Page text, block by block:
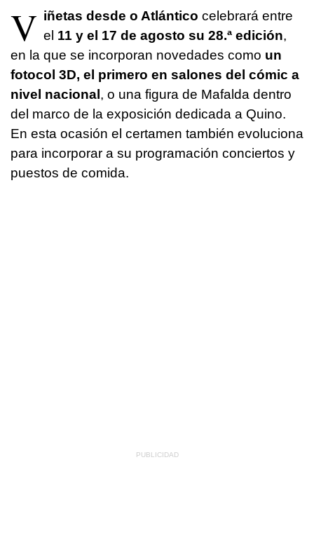
V iñetas desde o Atlántico celebrará entre
el 11 y el 17 de agosto su 28.ª edición,
en la que se incorporan novedades como un
fotocol 3D, el primero en salones del cómic a
nivel nacional, o una figura de Mafalda dentro
del marco de la exposición dedicada a Quino.
En esta ocasión el certamen también evoluciona
para incorporar a su programación conciertos y
puestos de comida.